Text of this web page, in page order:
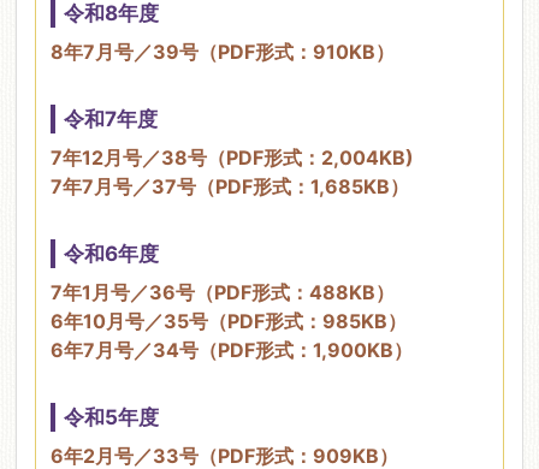
令和8年度
8年7月号／39号（PDF形式：910KB）
令和7年度
7年12月号／38号（PDF形式：2,004KB)
7年7月号／37号（PDF形式：1,685KB）
令和6年度
7年1月号／36号（PDF形式：488KB）
6年10月号／35号（PDF形式：985KB）
6年7月号／34号（PDF形式：1,900KB）
令和5年度
6年2月号／33号（PDF形式：909KB）